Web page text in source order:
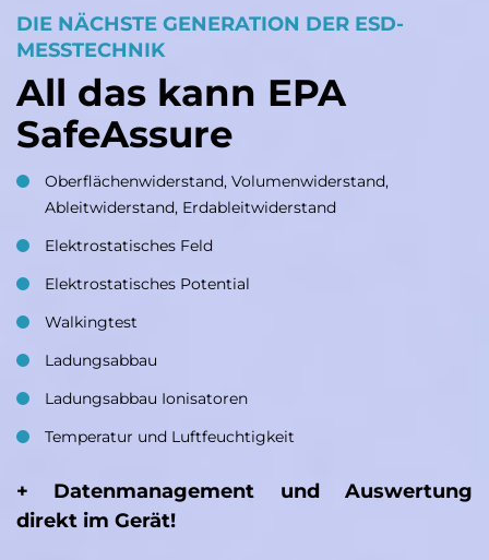
DIE NÄCHSTE GENERATION DER ESD-
MESSTECHNIK
All das kann EPA
SafeAssure
Oberflächenwiderstand, Volumenwiderstand,
Ableitwiderstand, Erdableitwiderstand
Elektrostatisches Feld
Elektrostatisches Potential
Walkingtest
Ladungsabbau
Ladungsabbau Ionisatoren
Temperatur und Luftfeuchtigkeit
+ Datenmanagement und Auswertung
direkt im Gerät!